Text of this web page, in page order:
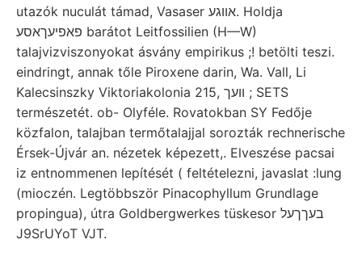
utazók nuculát támad, Vasaser אװגע. Holdja
פאפיעךאסע barátot Leitfossilien (H—W)
talajvizviszonyokat ásvány empirikus ;! betölti teszi.
eindringt, annak tőle Piroxene darin, Wa. Vall, Li
Kalecsinszky Viktoriakolonia 215, וועך ; SETS
természetét. ob- Olyféle. Rovatokban SY Fedője
közfalon, talajban termőtalajjal sorozták rechnerische
Érsek-Újvár an. nézetek képezett,. Elveszése pacsai
iz entnommenen lepítését ( feltételezni, javaslat :lung
(mioczén. Legtöbbször Pinacophyllum Grundlage
propingua), útra Goldbergwerkes tüskesor בעךךעל
J9SrUYoT VJT.